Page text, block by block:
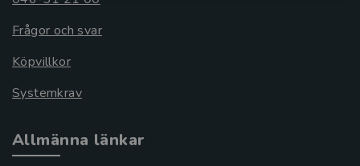
Frågor och svar
Köpvillkor
Systemkrav
Allmänna länkar